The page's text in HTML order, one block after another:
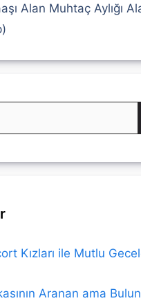
Alan Muhtaç Aylığı
Kızları ile Mutlu
Aranan ama